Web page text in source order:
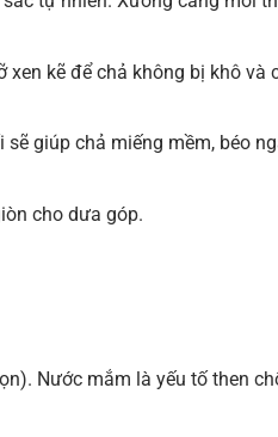
kẽ để chả không bị khô và
giúp chả miếng mềm, béo
cho dưa góp.
Nước mắm là yếu tố then